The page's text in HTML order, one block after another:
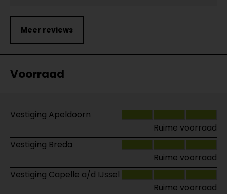
Voorraad
Vestiging Apeldoorn
Ruime voorraad
Vestiging Breda
Ruime voorraad
Vestiging Capelle a/d IJssel
Ruime voorraad